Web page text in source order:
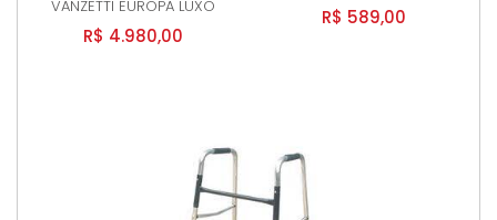
VANZETTI EUROPA LUXO
R$ 4.980,00
R$ 589,00